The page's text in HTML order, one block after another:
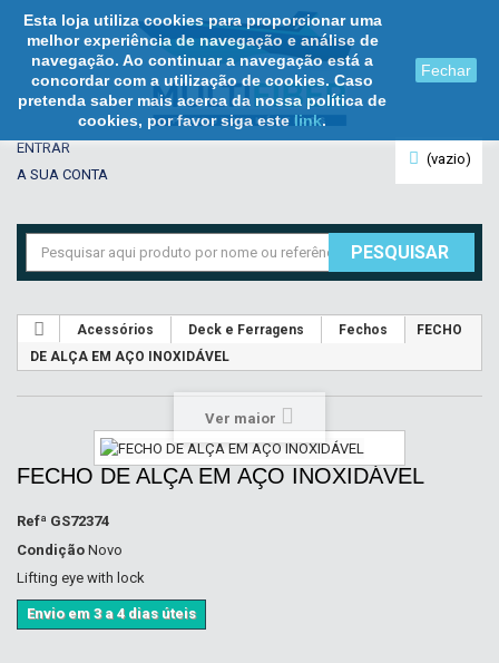
Esta loja utiliza cookies para proporcionar uma
melhor experiência de navegação e análise de
navegação. Ao continuar a navegação está a
concordar com a utilização de cookies. Caso
pretenda saber mais acerca da nossa política de
cookies, por favor siga este link.
Fechar
(vazio)
ENTRAR
A SUA CONTA
PESQUISAR
Acessórios Deck e Ferragens Fechos
FECHO
DE ALÇA EM AÇO INOXIDÁVEL
Ver maior
FECHO DE ALÇA EM AÇO INOXIDÁVEL
Refª GS72374
Condição Novo
Lifting eye with lock
Envio em 3 a 4 dias úteis